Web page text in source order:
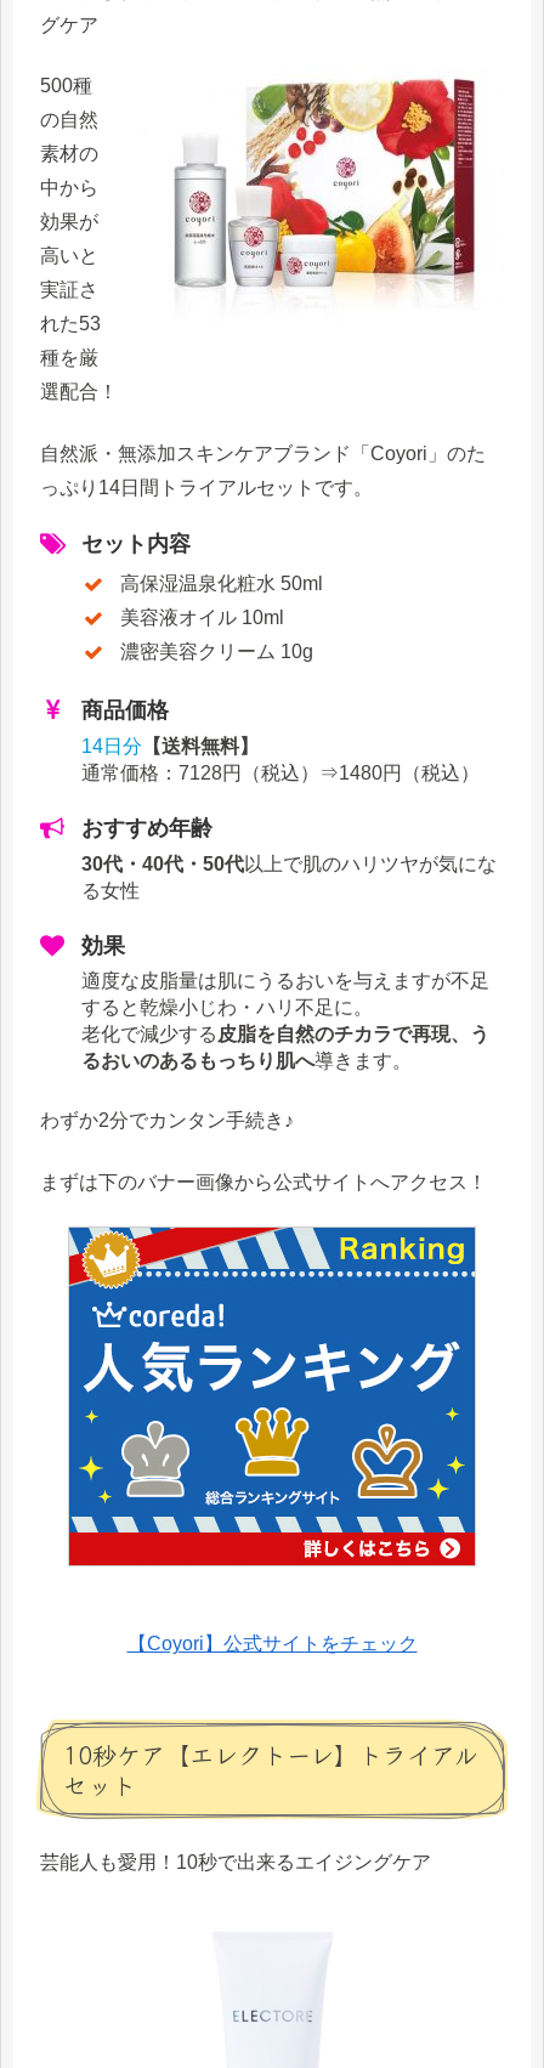
グケア
500種
の自然
素材の
中から
効果が
高いと
実証さ
れた53
種を厳
選配合！
自然派・無添加スキンケアブランド「Coyori」のた
っぷり14日間トライアルセットです。
セット内容
高保湿温泉化粧水 50ml
美容液オイル 10ml
濃密美容クリーム 10g
商品価格
14日分 【送料無料】
通常価格：7128円（税込）⇒1480円 （税込）
おすすめ年齢
30代・40代・50代以上で肌のハリツヤが気にな
る女性
効果
適度な皮脂量は肌にうるおいを与えますが不足
すると乾燥小じわ・ハリ不足に。
老化で減少する 皮脂を自然のチカラで再現、う
るおいのあるもっちり肌へ導きます。
わずか2分でカンタン手続き♪
まずは下のバナー画像から公式サイトへアクセス！
【Coyori】公式サイトをチェック
10秒ケア【エレクトーレ】トライアル
セット
芸能人も愛用！10秒で出来るエイジングケア